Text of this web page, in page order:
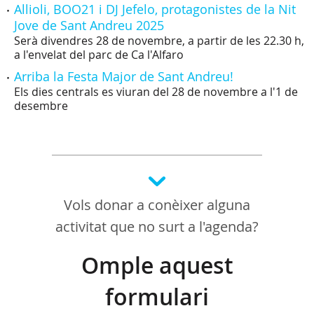
Allioli, BOO21 i DJ Jefelo, protagonistes de la Nit
Jove de Sant Andreu 2025
Serà divendres 28 de novembre, a partir de les 22.30 h,
a l'envelat del parc de Ca l'Alfaro
Arriba la Festa Major de Sant Andreu!
Els dies centrals es viuran del 28 de novembre a l'1 de
desembre
Vols donar a conèixer alguna
activitat que no surt a l'agenda?
Omple aquest
formulari